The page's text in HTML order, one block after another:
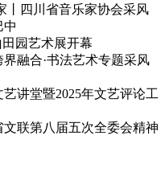
丨四川省音乐家协会采风
中
园艺术展开幕
融合·书法艺术专题采风
讲堂暨2025年文艺评论工
联第八届五次全委会精神